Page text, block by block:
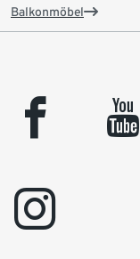
Balkonmöbel
facebook youtube
instagram